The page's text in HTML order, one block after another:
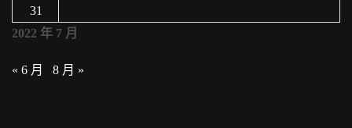
2022 年 7 月
31
« 6 月 8 月 »